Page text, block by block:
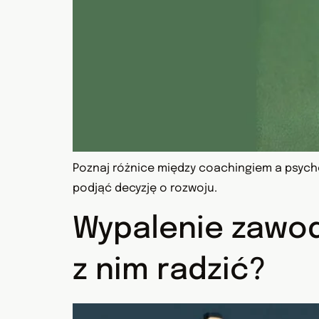
Poznaj różnice między coachingiem a
podjąć decyzję o rozwoju.
Wypalenie
z nim radzić?